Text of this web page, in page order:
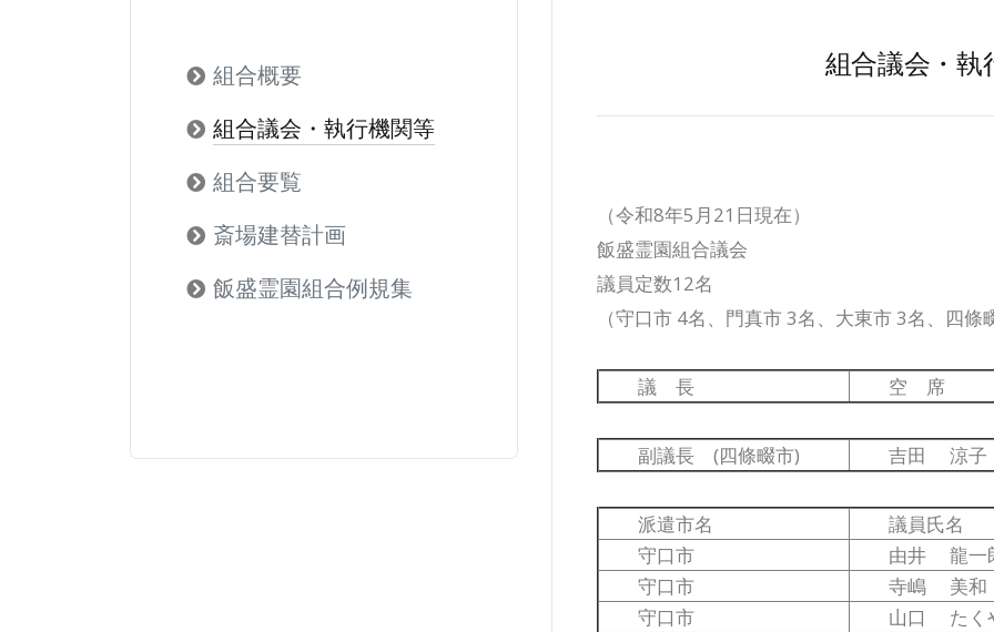
組合概要
組合議会・執行機関等
組合要覧
斎場建替計画
飯盛霊園組合例規集
組合議会・執
（令和8年5月21日現在）
飯盛霊園組合議会
議員定数12名
（守口市 4名、門真市 3名、大東市 3名、四條
議 長 空 席
副議長 (四條畷市) 吉田 涼子
派遣市名
議員氏名
守口市
由井 龍一
守口市
寺嶋 美和
守口市
山口 たく